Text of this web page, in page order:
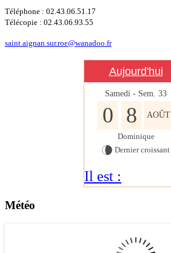
Téléphone : 02.43.06.51.17
Télécopie : 02.43.06.93.55
saint.aignan.sur.roe@wanadoo.fr
Aujourd'hui
Samedi - Sem. 33
0 8 AOÛT
Dominique
Dernier croissant
Il est :
Météo